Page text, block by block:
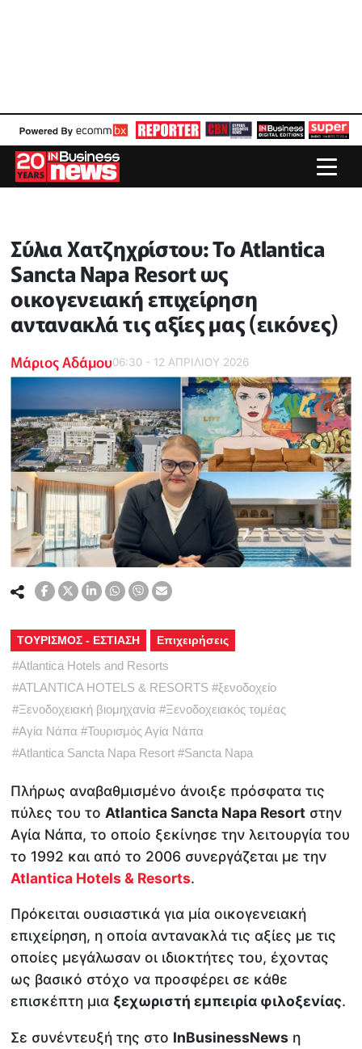
Σύλια Χατζηχρίστου: Το Atlantica
Sancta Napa Resort ως
οικογενειακή επιχείρηση
αντανακλά τις αξίες μας (εικόνες)
Μάριος Αδάμου06:30 - 12 ΑΠΡΙΛΙΟΥ 2026
ΤΟΥΡΙΣΜΟΣ - ΕΣΤΙΑΣΗ Επιχειρήσεις
#Atlantica Hotels and Resorts
#ATLANTICA HOTELS & RESORTS #ξενοδοχείο
#Ξενοδοχειακή βιομηχανία #Ξενοδοχειακός τομέας
#Αγία Νάπα #Τουρισμός Αγία Νάπα
#Atlantica Sancta Napa Resort #Sancta Napa
Πλήρως αναβαθμισμένο άνοιξε πρόσφατα τις
πύλες του το Atlantica Sancta Napa Resort στην
Αγία Νάπα, το οποίο ξεκίνησε την λειτουργία του
το 1992 και από το 2006 συνεργάζεται με την
Atlantica Hotels & Resorts.
Πρόκειται ουσιαστικά για μία οικογενειακή
επιχείρηση, η οποία αντανακλά τις αξίες με τις
οποίες μεγάλωσαν οι ιδιοκτήτες του, έχοντας
ως βασικό στόχο να προσφέρει σε κάθε
επισκέπτη μια ξεχωριστή εμπειρία φιλοξενίας.
Σε συνέντευξή της στο InBusinessNews η